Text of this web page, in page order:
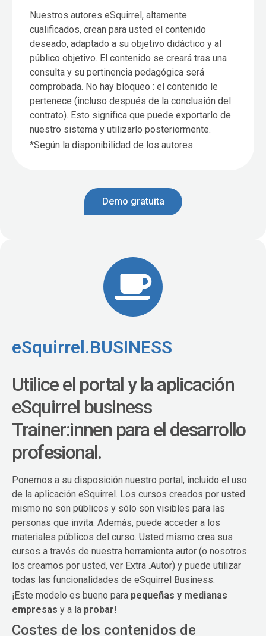
Nuestros autores eSquirrel, altamente
cualificados, crean para usted el contenido
deseado, adaptado a su objetivo didáctico y al
público objetivo. El contenido se creará tras una
consulta y su pertinencia pedagógica será
comprobada. No hay bloqueo : el contenido le
pertenece (incluso después de la conclusión del
contrato). Esto significa que puede exportarlo de
nuestro sistema y utilizarlo posteriormente.
*Según la disponibilidad de los autores.
Demo gratuita
eSquirrel.BUSINESS
Utilice el portal y la aplicación
eSquirrel business
Trainer:innen para el desarrollo
profesional.
Ponemos a su disposición nuestro portal, incluido el uso
de la aplicación eSquirrel. Los cursos creados por usted
mismo no son públicos y sólo son visibles para las
personas que invita. Además, puede acceder a los
materiales públicos del curso. Usted mismo crea sus
cursos a través de nuestra herramienta autor (o nosotros
los creamos por usted, ver Extra .Autor) y puede utilizar
todas las funcionalidades de eSquirrel Business.
¡Este modelo es bueno para pequeñas y medianas
empresas y a la probar!
Costes de los contenidos de